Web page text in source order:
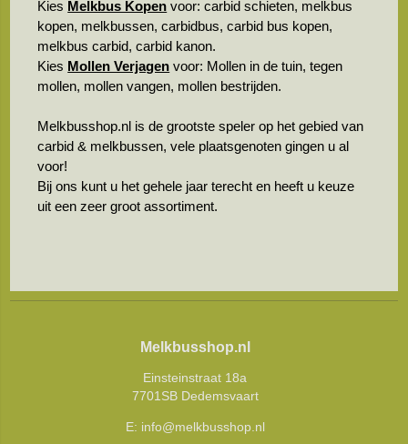
Kies Melkbus Kopen voor: carbid schieten, melkbus
kopen, melkbussen, carbidbus, carbid bus kopen,
melkbus carbid, carbid kanon.
Kies Mollen Verjagen voor: Mollen in de tuin, tegen
mollen, mollen vangen, mollen bestrijden.
Melkbusshop.nl is de grootste speler op het gebied van
carbid & melkbussen, vele plaatsgenoten gingen u al
voor!
Bij ons kunt u het gehele jaar terecht en heeft u keuze
uit een zeer groot assortiment.
Melkbusshop.nl
Einsteinstraat 18a
7701SB Dedemsvaart
E: info@melkbusshop.nl